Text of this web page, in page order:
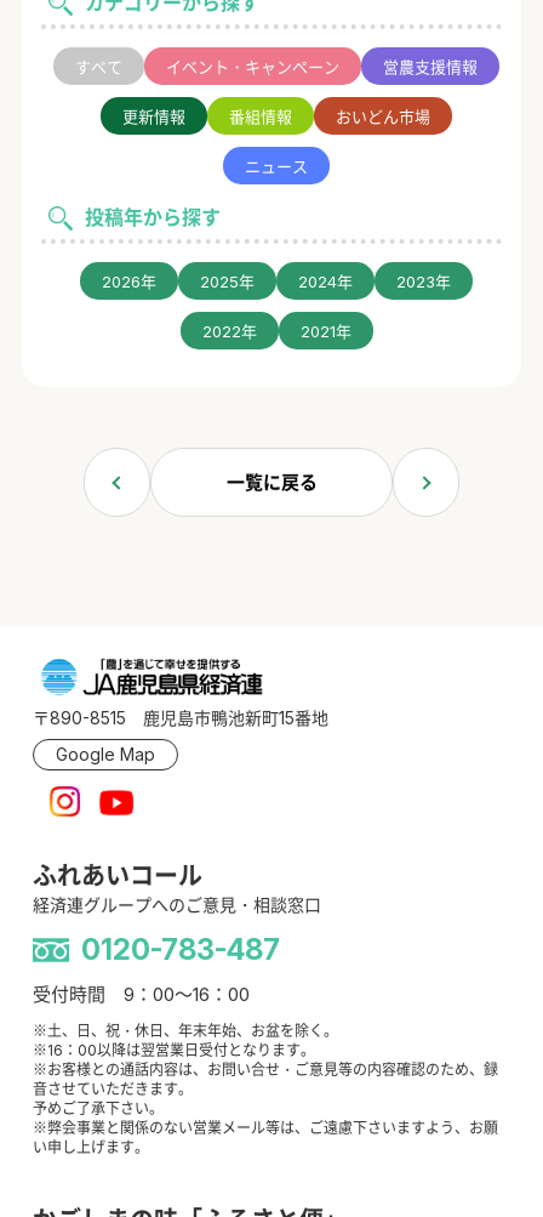
すべて イベント・キャンペーン 営農支援情報
更新情報 番組情報 おいどん市場
ニュース
投稿年から探す
2026年 2025年 2024年 2023年
2022年 2021年
一覧に戻る
〒890-8515 鹿児島市鴨池新町15番地
Google Map
ふれあいコール
経済連グループへのご意見・相談窓口
0120-783-487
受付時間 9：00～16：00
※土、日、祝・休日、年末年始、お盆を除く。
※16：00以降は翌営業日受付となります。
※お客様との通話内容は、お問い合せ・ご意見等の内容確認のため、録
音させていただきます。
予めご了承下さい。
※弊会事業と関係のない営業メール等は、ご遠慮下さいますよう、お願
い申し上げます。